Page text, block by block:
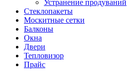
Устранение продуваний
Стеклопакеты
Москитные сетки
Балконы
Окна
Двери
Тепловизор
Прайс